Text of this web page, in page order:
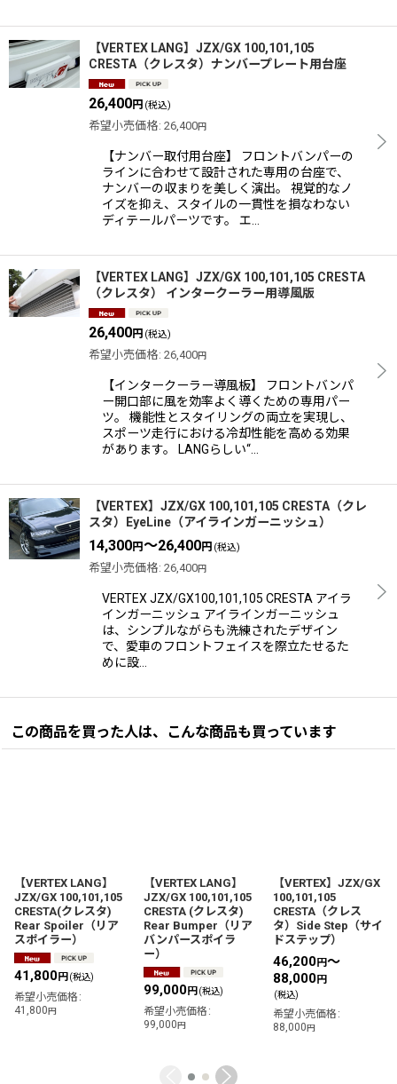
【VERTEX LANG】JZX/GX 100,101,105
CRESTA（クレスタ）ナンバープレート用台座
26,400円 (税込)
希望小売価格: 26,400円
【ナンバー取付用台座】 フロントバンパーの
ラインに合わせて設計された専用の台座で、
ナンバーの収まりを美しく演出。 視覚的なノ
イズを抑え、スタイルの一貫性を損なわない
ディテールパーツです。 エ…
【VERTEX LANG】JZX/GX 100,101,105 CRESTA
（クレスタ） インタークーラー用導風版
26,400円 (税込)
希望小売価格: 26,400円
【インタークーラー導風板】 フロントバンパ
ー開口部に風を効率よく導くための専用パー
ツ。 機能性とスタイリングの両立を実現し、
スポーツ走行における冷却性能を高める効果
があります。 LANGらしい“…
【VERTEX】JZX/GX 100,101,105 CRESTA（クレ
スタ）EyeLine（アイラインガーニッシュ）
14,300円～26,400円 (税込)
希望小売価格: 26,400円
VERTEX JZX/GX100,101,105 CRESTA アイラ
インガーニッシュ アイラインガーニッシュ
は、シンプルながらも洗練されたデザイン
で、愛車のフロントフェイスを際立たせるた
めに設…
この商品を買った人は、こんな商品も買っています
【VERTEX LANG】
JZX/GX 100,101,105
CRESTA(クレスタ)
Rear Spoiler（リア
スポイラー）
41,800円 (税込)
希望小売価格 :
41,800円
【VERTEX LANG】
JZX/GX 100,101,105
CRESTA (クレスタ)
Rear Bumper（リア
バンパースポイラ
ー）
99,000円 (税込)
希望小売価格 :
99,000円
【VERTEX】JZX/GX
100,101,105
CRESTA（クレス
タ）Side Step（サイ
ドステップ）
46,200円～
88,000円
(税込)
希望小売価格 :
88,000円